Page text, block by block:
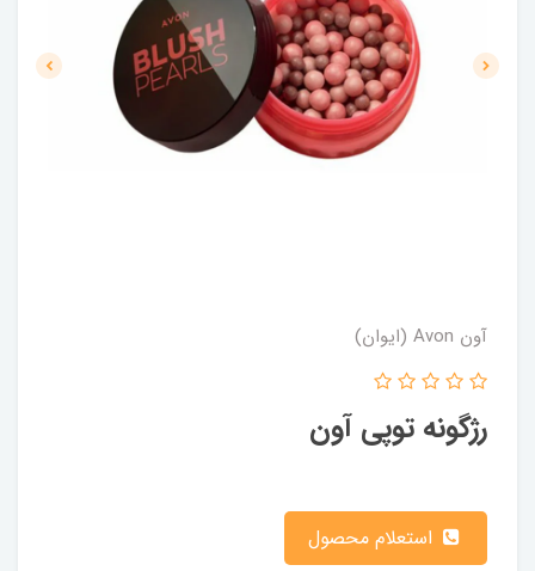
آون Avon (ایوان)
رژگونه توپی آون